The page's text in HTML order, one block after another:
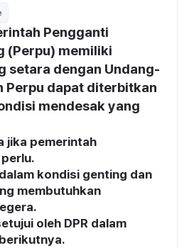
Pengganti
(Perpu) memiliki
setara dengan Undang-
Perpu dapat diterbitkan
mendesak yang
jika pemerintah
kondisi genting dan
membutuhkan
oleh DPR dalam